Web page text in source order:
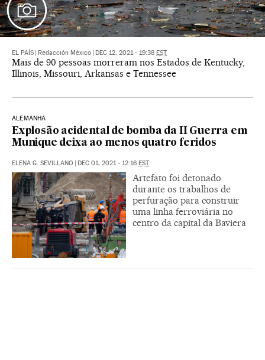
EL PAÍS Redacción México DEC 12, 2021 - 19:38 EST
Mais de 90 pessoas morreram nos Estados de Kentucky,
Illinois, Missouri, Arkansas e Tennessee
ALEMANHA
Explosão acidental de bomba da II Guerra em
Munique deixa ao menos quatro feridos
ELENA G. SEVILLANO DEC 01, 2021 - 12:16 EST
Artefato foi detonado
durante os trabalhos de
perfuração para construir
uma linha ferroviária no
centro da capital da Baviera